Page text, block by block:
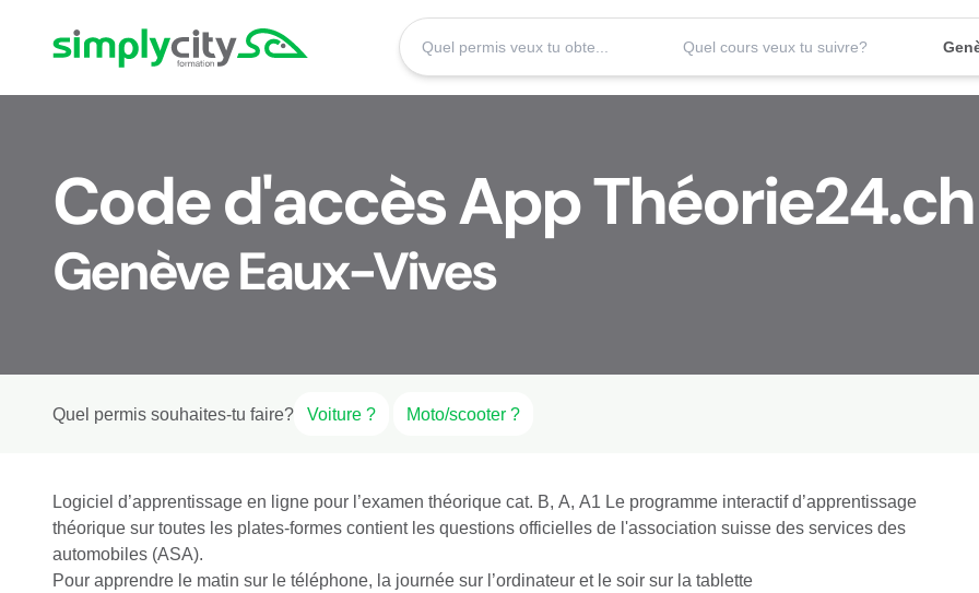
Simplycity Quel permis veux tu obtenir? Quel cours veux tu suivre?
Code d'accès App Théorie24.ch
Genève Eaux-Vives
Quel permis souhaites-tu faire? Voiture ? Moto/scooter ?
Logiciel d’apprentissage en ligne pour l’examen théorique cat. B, A, A1 Le programme interactif d’apprentissage
théorique sur toutes les plates-formes contient les questions officielles de l'association suisse des services des
automobiles (ASA).
Pour apprendre le matin sur le téléphone, la journée sur l’ordinateur et le soir sur la tablette